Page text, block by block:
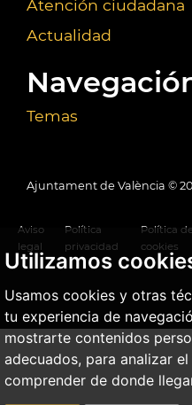
Utilizamos
Usamos cookies y otras
tu experiencia de
mostrarte contenidos
adecuados, para analizar
comprender de donde
Atención ciudadana
Actualidad
Temas
Ajuntament de València ©
Aviso
legal
Política
privacidad
Política de
cookies